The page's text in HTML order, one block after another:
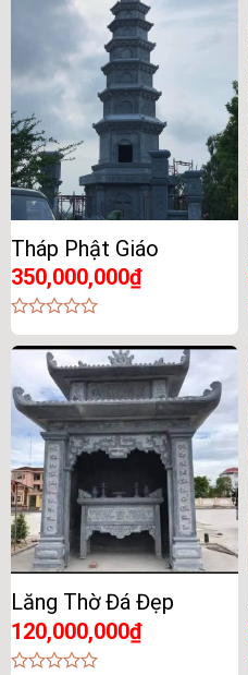
Tháp Phật Giáo
350,000,000₫
0
out
5
Lăng Thờ Đá Đẹp
120,000,000₫